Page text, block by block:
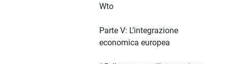
Wto
Parte V: L’integrazione
economica europea